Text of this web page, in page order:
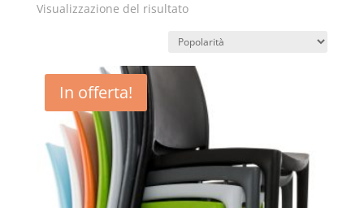
Visualizzazione del risultato
In offerta!